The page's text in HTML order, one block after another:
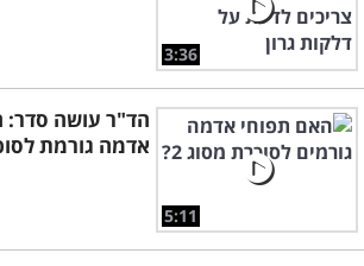
שמרים– השמרים משמשים אותנו
שונים של מאפים, אך ישנם
רגישות לגבי קבוצת רכיבים זו,
דלקתית לאחר צריכת מאכלים
לשמרים מתבטאת בכאבי בטן, כאבי
ושאר התופעות המיוחסות
למזונות.
3:36
5:11
הד"ר עושה סדר:
אדמה גורמת